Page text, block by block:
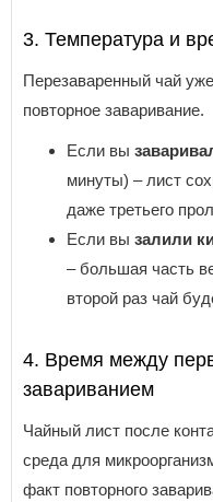
3. Температура и
Перезаваренный чай
повторное заваривание.
Если вы
минуты) – лист
даже третьего
Если вы залили
– большая часть
второй раз чай
4. Время между
завариванием
Чайный лист после
среда для
факт повторного